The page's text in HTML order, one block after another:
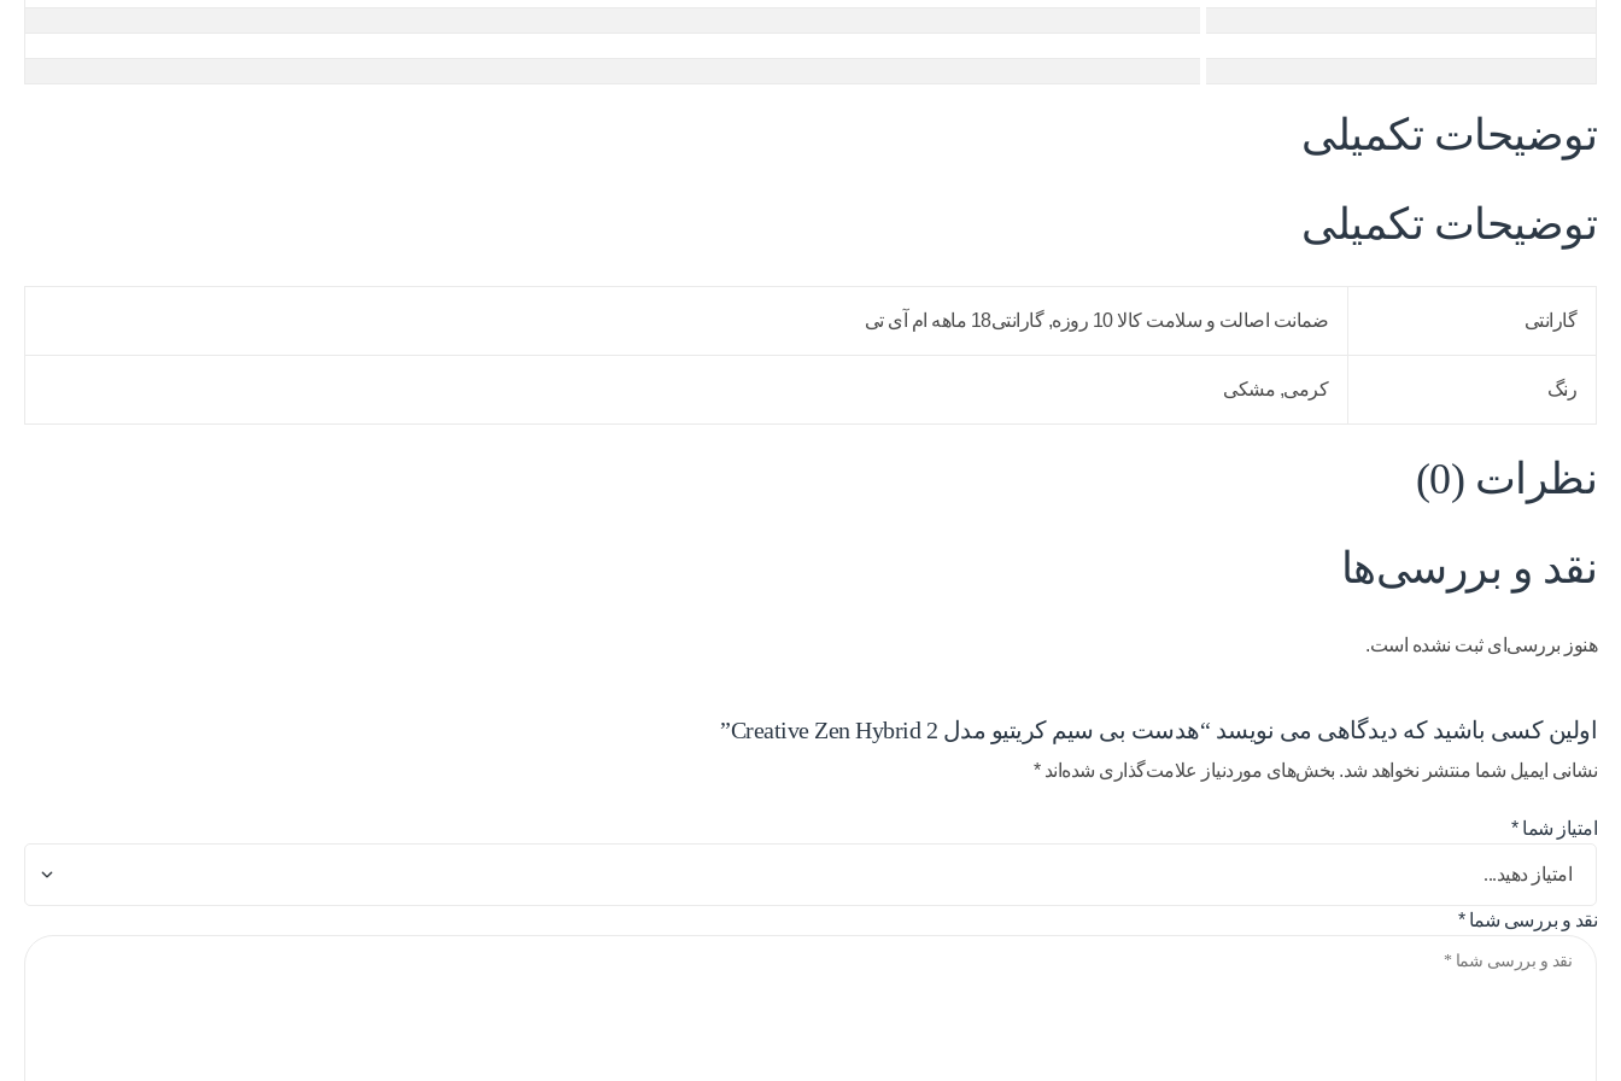
توضیحات تکمیلی
توضیحات تکمیلی
گارانتی ضمانت اصالت و سلامت کالا 10 روزه, گارانتی18 ماهه ام آی تی
رنگ کرمی, مشکی
نظرات (0)
نقد و بررسی‌ها
هنوز بررسی‌ای ثبت نشده است.
اولین کسی باشید که دیدگاهی می نویسد “هدست بی سیم کریتیو مدل Creative Zen Hybrid 2”
نشانی ایمیل شما منتشر نخواهد شد. بخش‌های موردنیاز علامت‌گذاری شده‌اند*
امتیاز شما*
نقد و بررسی شما*